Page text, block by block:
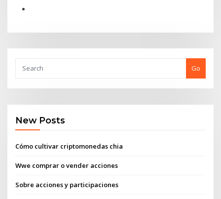
Go
New Posts
Cómo cultivar criptomonedas chia
Wwe comprar o vender acciones
Sobre acciones y participaciones